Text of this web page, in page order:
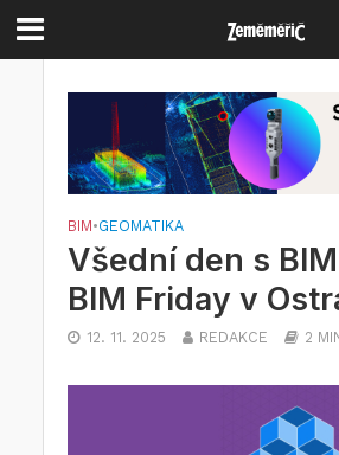
BIM•GEOMATIKA
Všední den s
BIM Friday v
12. 11. 2025 REDAKCE 2